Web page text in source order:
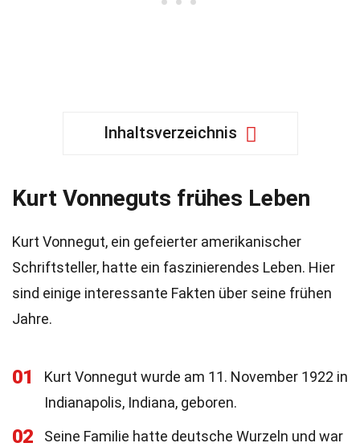
Inhaltsverzeichnis
Kurt Vonneguts frühes Leben
Kurt Vonnegut, ein gefeierter amerikanischer
Schriftsteller, hatte ein faszinierendes Leben. Hier
sind einige interessante Fakten über seine frühen
Jahre.
01
Kurt Vonnegut wurde am 11. November 1922 in
Indianapolis, Indiana, geboren.
02
Seine Familie hatte deutsche Wurzeln und war